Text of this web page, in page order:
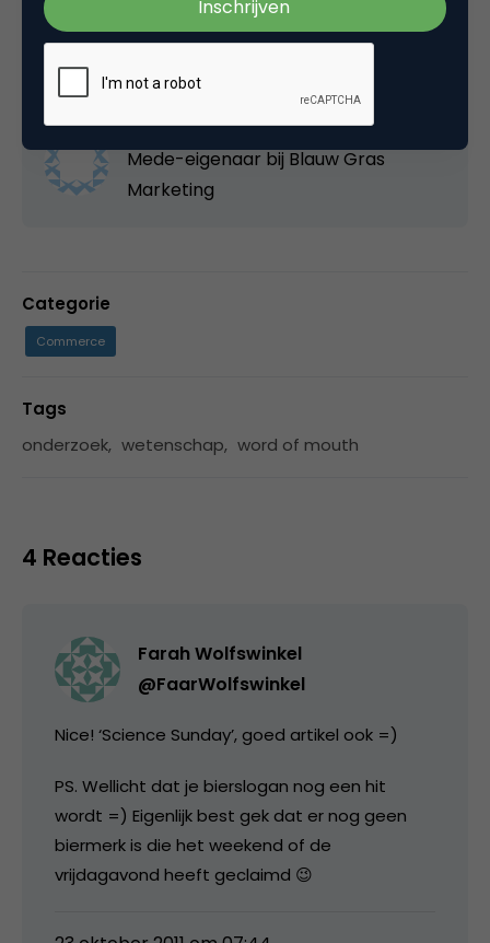
Kopieer link
Erjon Tuenter
Mede-eigenaar bij Blauw Gras
Marketing
Categorie
Commerce
Tags
onderzoek, wetenschap, word of mouth
4 Reacties
Farah Wolfswinkel
@FaarWolfswinkel
Nice! ‘Science Sunday’, goed artikel ook =)
PS. Wellicht dat je bierslogan nog een hit
wordt =) Eigenlijk best gek dat er nog geen
biermerk is die het weekend of de
vrijdagavond heeft geclaimd 😉